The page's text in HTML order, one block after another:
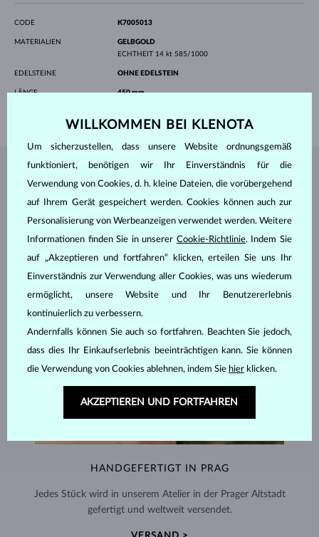
CODE K7005013
MATERIALIEN
GELBGOLD
ECHTHEIT 14 kt 585/1000
EDELSTEINE OHNE EDELSTEIN
LÄNGE 450 mm
SCHMUCK AUS DEM KLENOTA ATELIER
HANDGEFERTIGT IN PRAG
Jedes Stück wird in unserem Atelier in der Prager Altstadt
gefertigt und weltweit versendet.
WILLKOMMEN BEI KLENOTA
Um sicherzustellen, dass unsere Website ordnungsgemäß
funktioniert, benötigen wir Ihr Einverständnis für die
Verwendung von Cookies, d. h. kleine Dateien, die vorübergehend
auf Ihrem Gerät gespeichert werden. Cookies können auch zur
Personalisierung von Werbeanzeigen verwendet werden. Weitere
Informationen finden Sie in unserer Cookie-Richtlinie. Indem Sie
auf „Akzeptieren und fortfahren“ klicken, erteilen Sie uns Ihr
Einverständnis zur Verwendung aller Cookies, was uns wiederum
ermöglicht, unsere Website und Ihr Benutzererlebnis
kontinuierlich zu verbessern.
Andernfalls können Sie auch so fortfahren. Beachten Sie jedoch,
dass dies Ihr Einkaufserlebnis beeinträchtigen kann. Sie können
die Verwendung von Cookies ablehnen, indem Sie hier klicken.
AKZEPTIEREN UND FORTFAHREN